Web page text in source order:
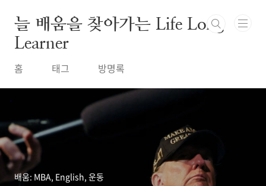
늘 배움을 찾아가는 Life Long
Learner
홈 태그 방명록
배움: MBA, English, 운동